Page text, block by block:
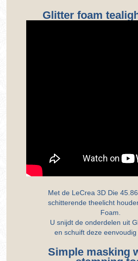
Glitter foam
Met de LeCrea 3D Die
schitterende theelicht
Foam.
U snijdt de onderdelen uit
en schuift deze eenvoudig
Simple masking